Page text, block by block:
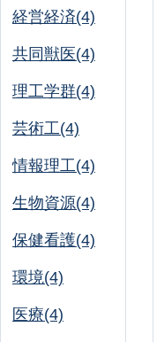
経営経済(4)
共同獣医(4)
理工学群(4)
芸術工(4)
情報理工(4)
生物資源(4)
保健看護(4)
環境(4)
医療(4)